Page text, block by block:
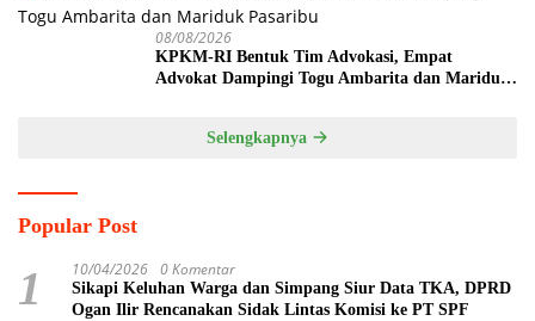
08/08/2026
KPKM-RI Bentuk Tim Advokasi, Empat
Advokat Dampingi Togu Ambarita dan Mariduk
Selengkapnya
Popular Post
1 10/04/2026 0 Komentar
Sikapi Keluhan Warga dan Simpang Siur Data TKA, DPRD
Ogan Ilir Rencanakan Sidak Lintas Komisi ke PT SPF